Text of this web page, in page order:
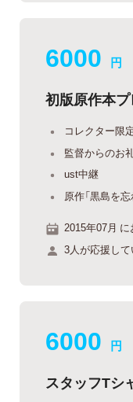
6000 円
初版原作本
コレクター限
監督からのお
ust中継
原作「黒島を
2015年07月 に
3人が応援して
6000 円
スタッフTシ